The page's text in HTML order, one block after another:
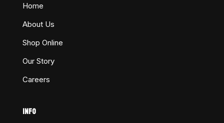
Home
About Us
Shop Online
Our Story
Careers
INFO